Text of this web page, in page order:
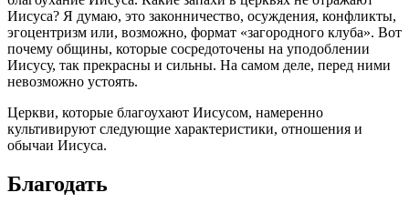
Иисуса? Я думаю, это законничество, осуждения, конфликты,
эгоцентризм или, возможно, формат «загородного клуба». Вот
почему общины, которые сосредоточены на уподоблении
Иисусу, так прекрасны и сильны. На самом деле, перед ними
невозможно устоять.
Церкви, которые благоухают Иисусом, намеренно
культивируют следующие характеристики, отношения и
обычаи Иисуса.
Благодать